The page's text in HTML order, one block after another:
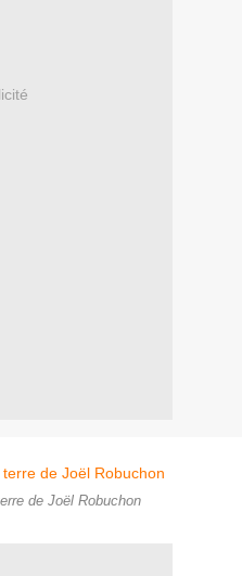
de Joël Robuchon